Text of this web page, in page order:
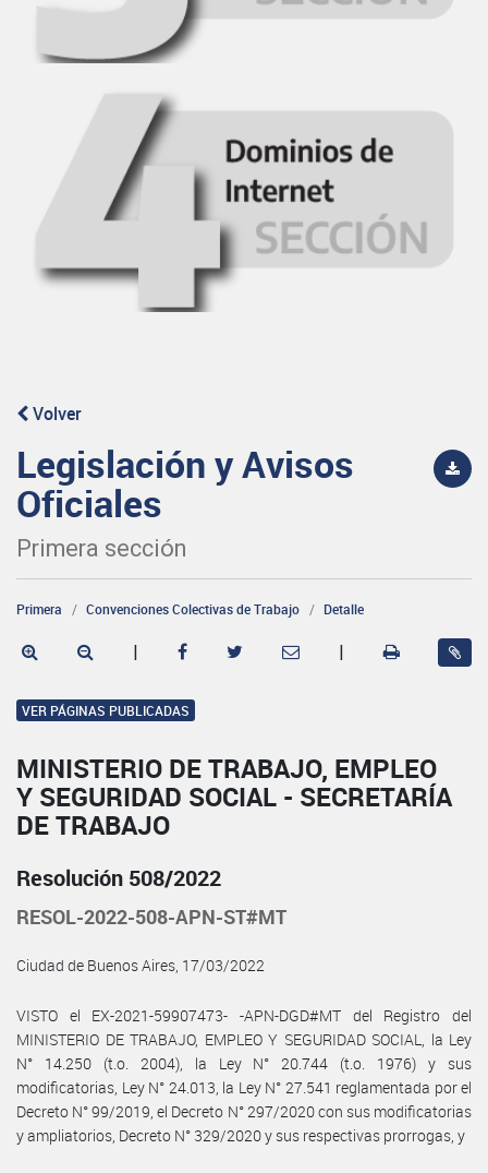
Volver
Legislación y Avisos
Oficiales
Primera sección
Primera Convenciones Colectivas de Trabajo Detalle
| |
VER PÁGINAS PUBLICADAS
MINISTERIO DE TRABAJO, EMPLEO
Y SEGURIDAD SOCIAL - SECRETARÍA
DE TRABAJO
Resolución 508/2022
RESOL-2022-508-APN-ST#MT
Ciudad de Buenos Aires, 17/03/2022
VISTO el EX-2021-59907473- -APN-DGD#MT del Registro del
MINISTERIO DE TRABAJO, EMPLEO Y SEGURIDAD SOCIAL, la Ley
N° 14.250 (t.o. 2004), la Ley N° 20.744 (t.o. 1976) y sus
modificatorias, Ley N° 24.013, la Ley N° 27.541 reglamentada por el
Decreto N° 99/2019, el Decreto N° 297/2020 con sus modificatorias
y ampliatorios, Decreto N° 329/2020 y sus respectivas prorrogas, y